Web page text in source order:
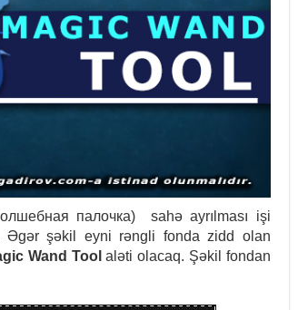
палочка) sahə ayrılması işi
Əgər şəkil eyni rəngli fonda zidd olan
Wand Toolaləti olacaq. Şəkil fondan